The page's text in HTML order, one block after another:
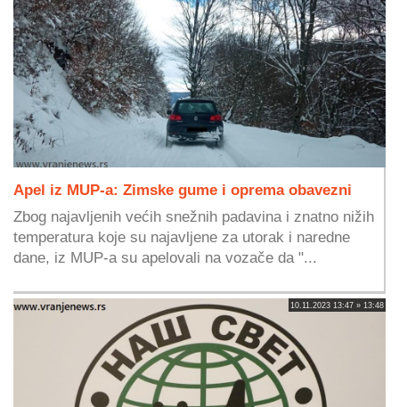
Apel iz MUP-a: Zimske gume i oprema obavezni
Zbog najavljenih većih snežnih padavina i znatno nižih
temperatura koje su najavljene za utorak i naredne
dane, iz MUP-a su apelovali na vozače da "...
10.11.2023 13:47 » 13:48